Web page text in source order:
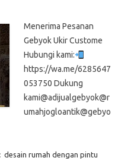
Menerima Pesanan
Gebyok Ukir Custome
Hubungi kami:
https://wa.me/6285647
053750 Dukung
kami@adijualgebyok@r
umahjogloantik@gebyo
desain rumah dengan pintu